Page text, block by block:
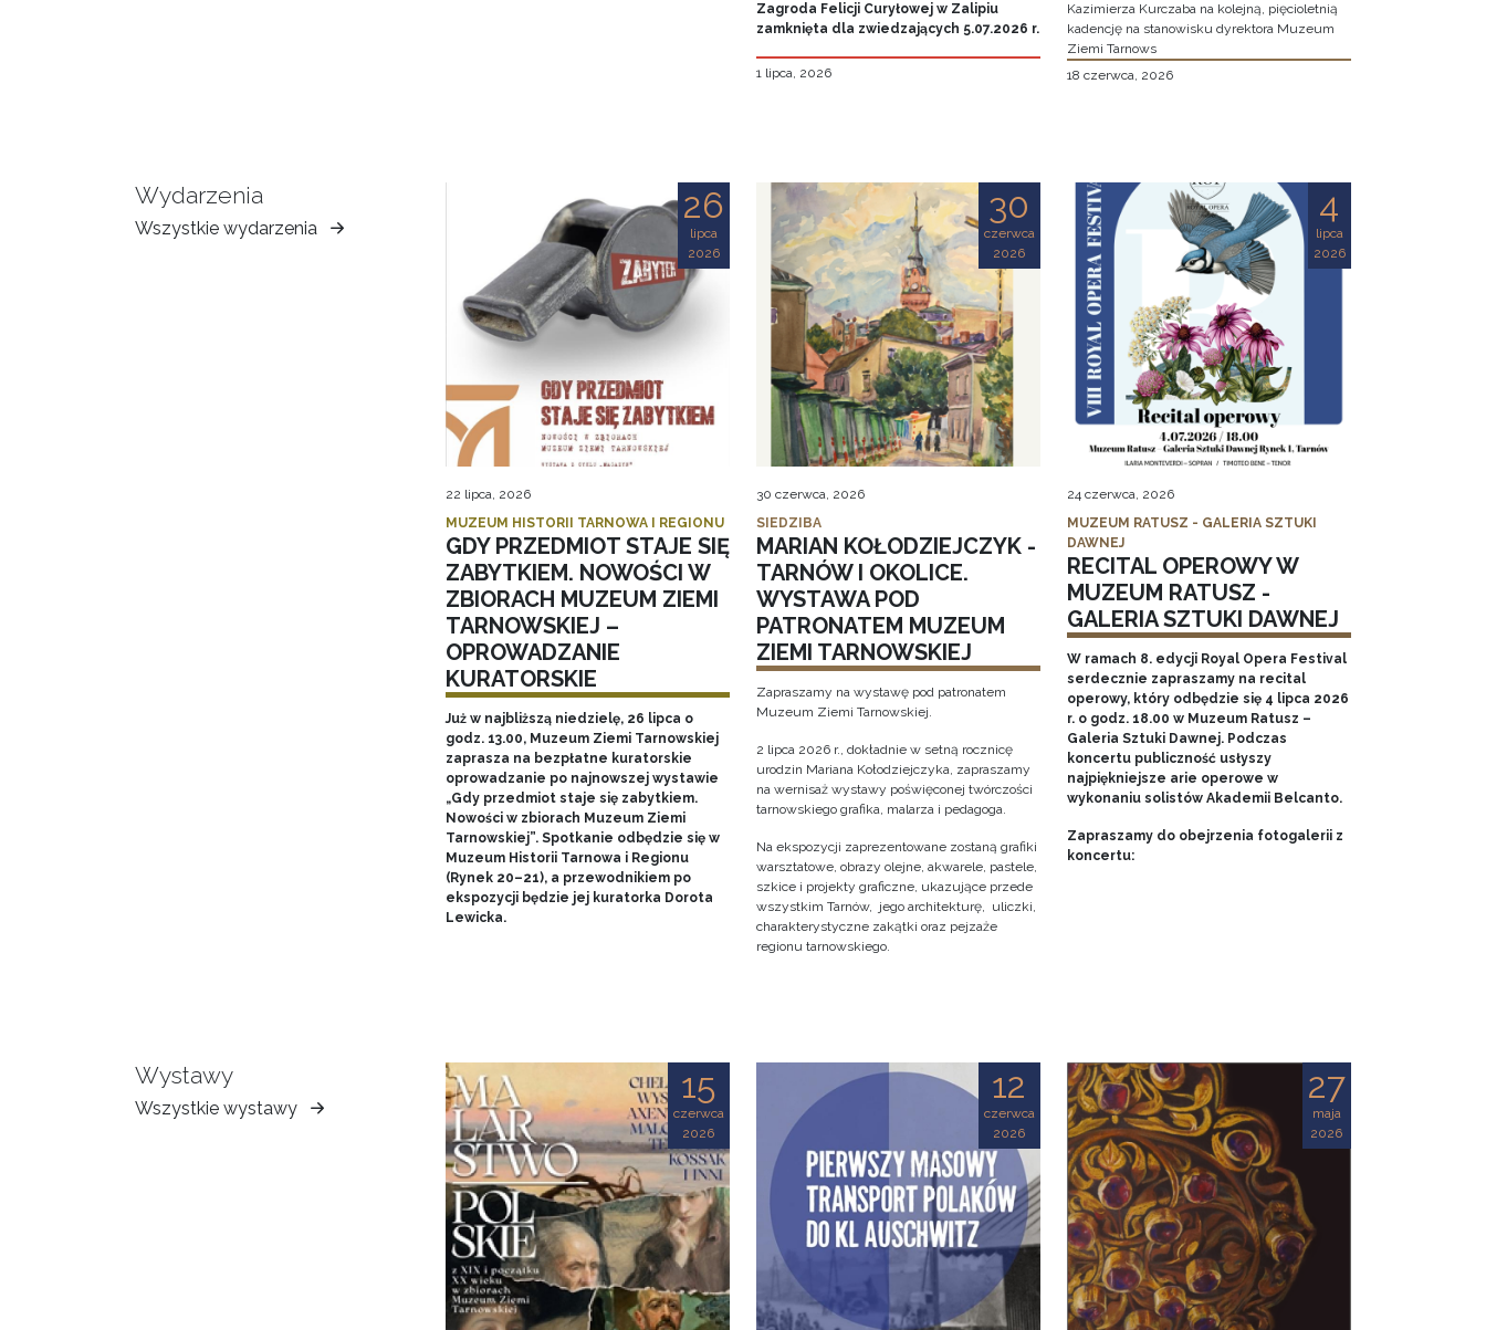
Zagroda Felicji Curyłowej w Zalipiu
zamknięta dla zwiedzających 5.07.2026 r.
1 lipca, 2026
Kazimierza Kurczaba na kolejną, pięcioletnią
kadencję na stanowisku dyrektora Muzeum
Ziemi Tarnows
18 czerwca, 2026
Wydarzenia
Wszystkie wydarzenia
Muzeum
26
lipca
2026
22 lipca, 2026
MUZEUM HISTORII TARNOWA I REGIONU
GDY PRZEDMIOT STAJE SIĘ
ZABYTKIEM. NOWOŚCI W
ZBIORACH MUZEUM ZIEMI
TARNOWSKIEJ –
OPROWADZANIE
KURATORSKIE
Już w najbliższą niedzielę, 26 lipca o
godz. 13.00, Muzeum Ziemi Tarnowskiej
zaprasza na bezpłatne kuratorskie
oprowadzanie po najnowszej wystawie
„Gdy przedmiot staje się zabytkiem.
Nowości w zbiorach Muzeum Ziemi
Tarnowskiej”. Spotkanie odbędzie się w
Muzeum Historii Tarnowa i Regionu
(Rynek 20–21), a przewodnikiem po
ekspozycji będzie jej kuratorka Dorota
Lewicka.
30
czerwca
2026
30 czerwca, 2026
SIEDZIBA
MARIAN KOŁODZIEJCZYK -
TARNÓW I OKOLICE.
WYSTAWA POD
PATRONATEM MUZEUM
ZIEMI TARNOWSKIEJ
Zapraszamy na wystawę pod patronatem
Muzeum Ziemi Tarnowskiej.
2 lipca 2026 r., dokładnie w setną rocznicę
urodzin Mariana Kołodziejczyka, zapraszamy
na wernisaż wystawy poświęconej twórczości
tarnowskiego grafika, malarza i pedagoga.
Na ekspozycji zaprezentowane zostaną grafiki
warsztatowe, obrazy olejne, akwarele, pastele,
szkice i projekty graficzne, ukazujące przede
wszystkim Tarnów, jego architekturę, uliczki,
charakterystyczne zakątki oraz pejzaże
regionu tarnowskiego.
4
lipca
2026
24 czerwca, 2026
MUZEUM RATUSZ - GALERIA SZTUKI
DAWNEJ
RECITAL OPEROWY W
MUZEUM RATUSZ -
GALERIA SZTUKI DAWNEJ
W ramach 8. edycji Royal Opera Festival
serdecznie zapraszamy na recital
operowy, który odbędzie się 4 lipca 2026
r. o godz. 18.00 w Muzeum Ratusz –
Galeria Sztuki Dawnej. Podczas
koncertu publiczność usłyszy
najpiękniejsze arie operowe w
wykonaniu solistów Akademii Belcanto.
Zapraszamy do obejrzenia fotogalerii z
koncertu:
Wystawy
Wszystkie wystawy
Muzeum
15
czerwca
2026
12
czerwca
2026
27
maja
2026